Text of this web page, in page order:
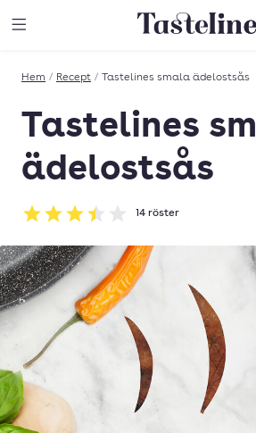
Till Tastelines
Hem / Recept / Tastelines smala ädelostsås
Tastelines
ädelostsås
Betyg: 3.43 av 5
14 röster